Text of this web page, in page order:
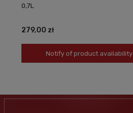
0,7L
279,00 zł
Notify of product availability